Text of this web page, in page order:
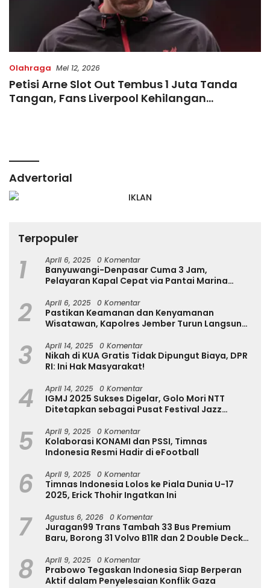
Olahraga Mei 12, 2026
Petisi Arne Slot Out Tembus 1 Juta Tanda
Tangan, Fans Liverpool Kehilangan
Advertorial
Terpopuler
1 April 6, 2025 0 Komentar
Banyuwangi-Denpasar Cuma 3 Jam,
Pelayaran Kapal Cepat via Pantai Marina
2 April 6, 2025 0 Komentar
Pastikan Keamanan dan Kenyamanan
Wisatawan, Kapolres Jember Turun Langsung
3 April 14, 2025 0 Komentar
Nikah di KUA Gratis Tidak Dipungut Biaya, DPR
RI: Ini Hak Masyarakat!
4 April 14, 2025 0 Komentar
IGMJ 2025 Sukses Digelar, Golo Mori NTT
Ditetapkan sebagai Pusat Festival Jazz
5 April 9, 2025 0 Komentar
Kolaborasi KONAMI dan PSSI, Timnas
Indonesia Resmi Hadir di eFootball
6 April 9, 2025 0 Komentar
Timnas Indonesia Lolos ke Piala Dunia U-17
2025, Erick Thohir Ingatkan Ini
7 Agustus 6, 2026 0 Komentar
Juragan99 Trans Tambah 33 Bus Premium
Baru, Borong 31 Volvo B11R dan 2 Double Decker
8 April 9, 2025 0 Komentar
Prabowo Tegaskan Indonesia Siap Berperan
Aktif dalam Penyelesaian Konflik Gaza